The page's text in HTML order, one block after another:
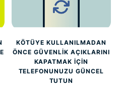
KÖTÜYE KULLANILMADAN
ÖNCE GÜVENLIK AÇIKLARINI
KAPATMAK IÇIN
TELEFONUNUZU GÜNCEL
TUTUN